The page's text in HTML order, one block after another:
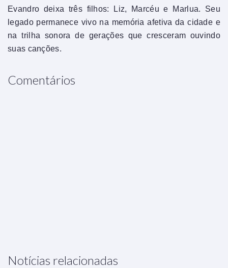
Evandro deixa três filhos: Liz, Marcéu e Marlua. Seu
legado permanece vivo na memória afetiva da cidade e
na trilha sonora de gerações que cresceram ouvindo
suas canções.
Comentários
Notícias relacionadas